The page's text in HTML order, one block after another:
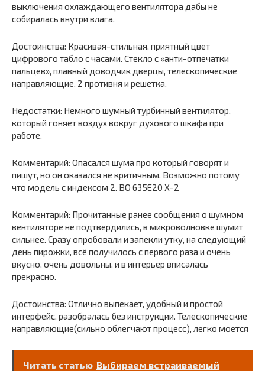
выключения охлаждающего вентилятора дабы не
собиралась внутри влага.
Достоинства: Красивая-стильная, приятный цвет
цифрового табло с часами. Стекло с «анти-отпечатки
пальцев», плавный доводчик дверцы, телескопические
направляющие. 2 противня и решетка.
Недостатки: Немного шумный турбинный вентилятор,
который гоняет воздух вокруг духового шкафа при
работе.
Комментарий: Опасался шума про который говорят и
пишут, но он оказался не критичным. Возможно потому
что модель с индексом 2. BO 635E20 X-2
Комментарий: Прочитанные ранее сообщения о шумном
вентиляторе не подтвердились, в микроволновке шумит
сильнее. Сразу опробовали и запекли утку, на следующий
день пирожки, всё получилось с первого раза и очень
вкусно, очень довольны, и в интерьер вписалась
прекрасно.
Достоинства: Отлично выпекает, удобный и простой
интерфейс, разобралась без инструкции. Телескопические
направляющие(сильно облегчают процесс), легко моется
Читать статью Выбираем встраиваемый